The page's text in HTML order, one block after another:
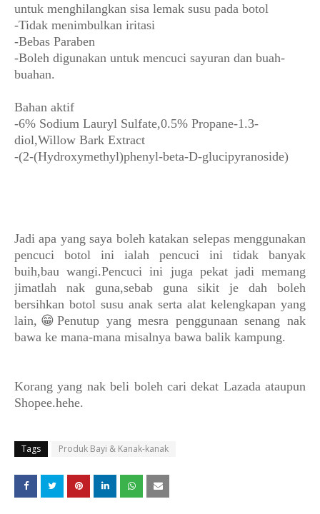
untuk menghilangkan sisa lemak susu pada botol
-Tidak menimbulkan iritasi
-Bebas Paraben
-Boleh digunakan untuk mencuci sayuran dan buah-
buahan.
Bahan aktif
-6% Sodium Lauryl Sulfate,0.5% Propane-1.3-
diol,Willow Bark Extract
-(2-(Hydroxymethyl)phenyl-beta-D-glucipyranoside)
Jadi apa yang saya boleh katakan selepas menggunakan
pencuci botol ini ialah pencuci ini tidak banyak
buih,bau wangi.Pencuci ini juga pekat jadi memang
jimatlah nak guna,sebab guna sikit je dah boleh
bersihkan botol susu anak serta alat kelengkapan yang
lain,😁Penutup yang mesra penggunaan senang nak
bawa ke mana-mana misalnya bawa balik kampung.
Korang yang nak beli boleh cari dekat Lazada ataupun
Shopee.hehe.
Tags Produk Bayi & Kanak-kanak